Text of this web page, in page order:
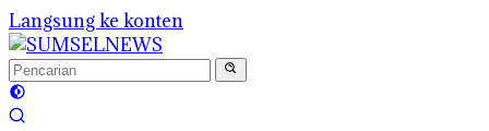
Langsung ke konten